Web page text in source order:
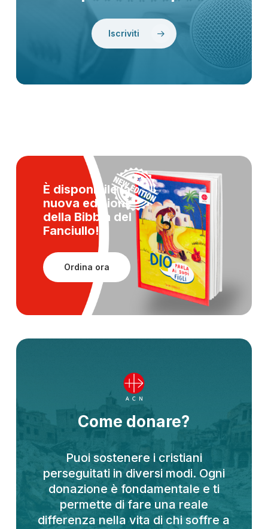
Iscriviti
È disponibile la
nuova edizione
della Bibbia del
Fanciullo!
Ordina ora
Come donare?
Puoi sostenere i cristiani
perseguitati in diversi modi. Ogni
donazione è fondamentale e ti
permette di fare una reale
differenza nella vita di chi soffre a